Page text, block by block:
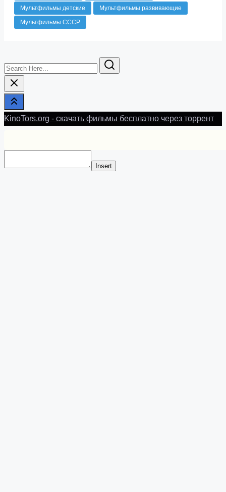
Мультфильмы детские
Мультфильмы развивающие
Мультфильмы СССР
Search
Here...
KinoTors.org - скачать фильмы бесплатно через торрент
Insert